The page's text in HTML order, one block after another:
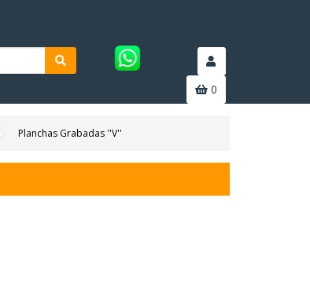
0
Planchas Grabadas ''V''